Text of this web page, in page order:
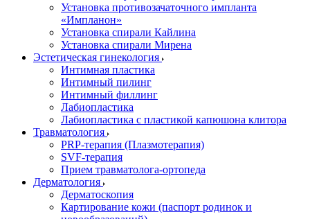
Установка противозачаточного импланта
«Импланон»
Установка спирали Кайлина
Установка спирали Мирена
Эстетическая гинекология
Интимная пластика
Интимный пилинг
Интимный филлинг
Лабиопластика
Лабиопластика с пластикой капюшона клитора
Травматология
PRP-терапия (Плазмотерапия)
SVF-терапия
Прием травматолога-ортопеда
Дерматология
Дерматоскопия
Картирование кожи (паспорт родинок и